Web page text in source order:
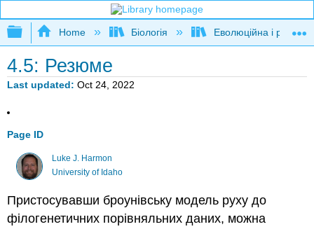
Expand/collapse global hierarchy
Home Біологія Еволюційна і
4.5: Резюме
Last updated Oct 24, 2022
Page ID
Luke J. Harmon
University of Idaho
Пристосувавши броунівську модель руху до
філогенетичних порівняльних даних, можна